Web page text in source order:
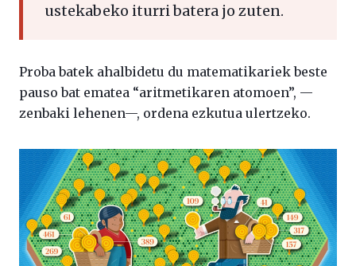
ustekabeko iturri batera jo zuten.
Proba batek ahalbidetu du matematikariek beste
pauso bat ematea “aritmetikaren atomoen”, —
zenbaki lehenen—, ordena ezkutua ulertzeko.